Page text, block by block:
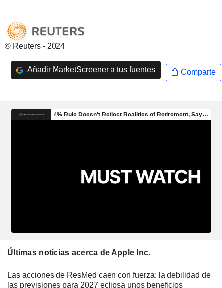
© Reuters - 2024
Añadir MarketScreener a tus fuentes Comparte
Últimas noticias acerca de Apple Inc.
Las acciones de ResMed caen con fuerza: la debilidad de
las previsiones para 2027 eclipsa unos beneficios